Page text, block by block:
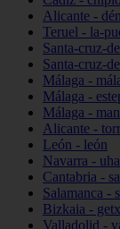
Alicante -
Teruel - la-
Santa-cruz-
Santa-cruz-
Málaga -
Málaga -
Málaga -
Alicante -
León - león
Navarra -
Cantabria -
Salamanca -
Bizkaia -
Valladolid -